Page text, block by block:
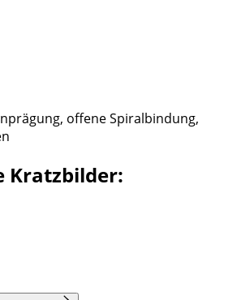
offene Spiralbindung,
Kratzbilder: